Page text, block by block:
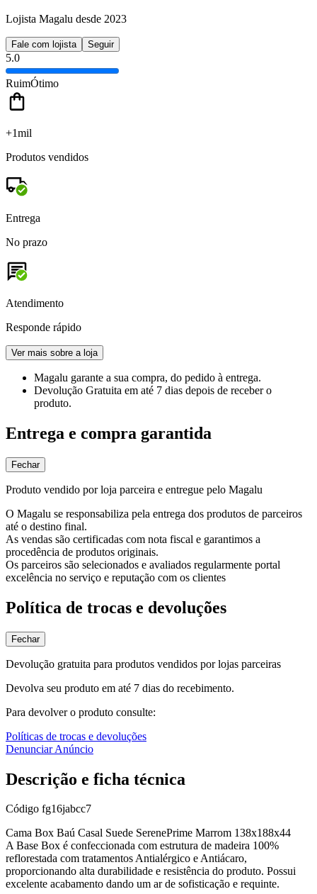
Lojista Magalu desde 2023
Fale com lojista Seguir
5.0
RuimÓtimo
+1mil
Produtos vendidos
Entrega
No prazo
Atendimento
Responde rápido
Ver mais sobre a loja
Magalu garante a sua compra, do pedido à entrega.
Devolução Gratuita em até 7 dias depois de receber o
produto.
Entrega e compra garantida
Fechar
Produto vendido por loja parceira e entregue pelo Magalu
O Magalu se responsabiliza pela entrega dos produtos de parceiros
até o destino final.
As vendas são certificadas com nota fiscal e garantimos a
procedência de produtos originais.
Os parceiros são selecionados e avaliados regularmente portal
excelência no serviço e reputação com os clientes
Política de trocas e devoluções
Fechar
Devolução gratuita para produtos vendidos por lojas parceiras
Devolva seu produto em até 7 dias do recebimento.
Para devolver o produto consulte:
Políticas de trocas e devoluções
Denunciar Anúncio
Descrição e ficha técnica
Código fg16jabcc7
Cama Box Baú Casal Suede SerenePrime Marrom 138x188x44
A Base Box é confeccionada com estrutura de madeira 100%
reflorestada com tratamentos Antialérgico e Antiácaro,
proporcionando alta durabilidade e resistência do produto. Possui
excelente acabamento dando um ar de sofisticação e requinte.